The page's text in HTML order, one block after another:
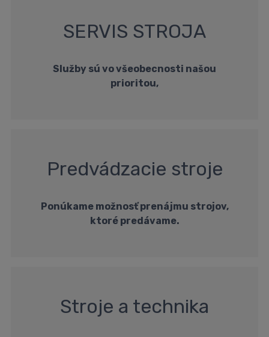
SERVIS STROJA
Služby sú vo všeobecnosti našou
prioritou,
Predvádzacie stroje
Ponúkame možnosť prenájmu strojov,
ktoré predávame.
Stroje a technika